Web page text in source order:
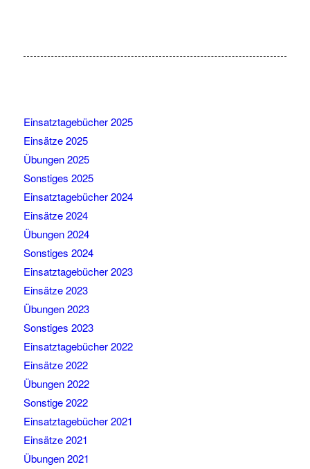
Einsatztagebücher 2025
Einsätze 2025
Übungen 2025
Sonstiges 2025
Einsatztagebücher 2024
Einsätze 2024
Übungen 2024
Sonstiges 2024
Einsatztagebücher 2023
Einsätze 2023
Übungen 2023
Sonstiges 2023
Einsatztagebücher 2022
Einsätze 2022
Übungen 2022
Sonstige 2022
Einsatztagebücher 2021
Einsätze 2021
Übungen 2021